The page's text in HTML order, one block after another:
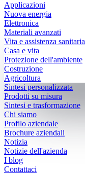
Applicazioni
Nuova energia
Elettronica
Materiali avanzati
Vita e assistenza sanitaria
Casa e vita
Protezione dell'ambiente
Costruzione
Agricoltura
Sintesi personalizzata
Prodotti su misura
Sintesi e trasformazione
Chi siamo
Profilo aziendale
Brochure aziendali
Notizia
Notizie dell'azienda
I blog
Contattaci